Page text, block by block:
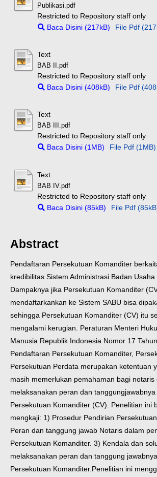
Publikasi.pdf
Restricted to Repository staff only
Baca Disini (217kB)
File Pdf
Text
BAB II.pdf
Restricted to Repository staff only
Baca Disini (408kB)
File Pdf
Text
BAB III.pdf
Restricted to Repository staff only
Baca Disini (1MB)
File Pdf (1MB)
Text
BAB IV.pdf
Restricted to Repository staff only
Baca Disini (85kB)
File Pdf
Abstract
Pendaftaran Persekutuan Komanditer
kredibilitas Sistem Administrasi Badan Usaha
Dampaknya jika Persekutuan Komanditer
mendaftarkankan ke Sistem SABU bisa
sehingga Persekutuan Komanditer (CV) itu
mengalami kerugian. Peraturan Menteri
Manusia Republik Indonesia Nomor 17
Pendaftaran Persekutuan Komanditer,
Persekutuan Perdata merupakan ketentuan
masih memerlukan pemahaman bagi notaris
melaksanakan peran dan
Persekutuan Komanditer (CV). Penelitian ini
mengkaji: 1) Prosedur Pendirian
Peran dan tanggung jawab Notaris dalam
Persekutuan Komanditer. 3) Kendala dan
melaksanakan peran dan tanggung
Persekutuan Komanditer. Penelitian ini